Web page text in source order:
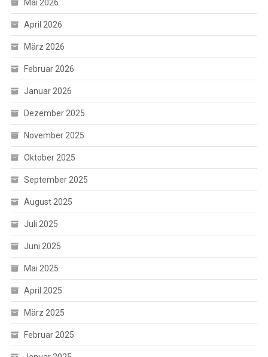
Mai 2026
April 2026
März 2026
Februar 2026
Januar 2026
Dezember 2025
November 2025
Oktober 2025
September 2025
August 2025
Juli 2025
Juni 2025
Mai 2025
April 2025
März 2025
Februar 2025